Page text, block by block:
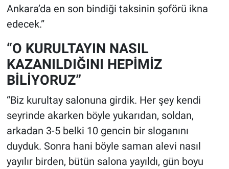
Ankara’da en son bindiği taksinin şoförü ikna
edecek.”
“O KURULTAYIN NASIL
KAZANILDIĞINI HEPİMİZ
BİLİYORUZ”
“Biz kurultay salonuna girdik. Her şey kendi
seyrinde akarken böyle yukarıdan, soldan,
arkadan 3-5 belki 10 gencin bir sloganını
duyduk. Sonra hani böyle saman alevi nasıl
yayılır birden, bütün salona yayıldı, gün boyu